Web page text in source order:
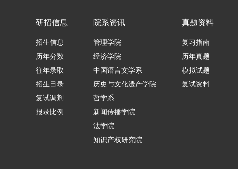
研招信息
招生信息
历年分数
往年录取
招生目录
复试调剂
报录比例
院系资讯
管理学院
经济学院
中国语言文学系
历史与文化遗产学院
哲学系
新闻传播学院
法学院
知识产权研究院
真题资料
复习指南
历年真题
模拟试题
复试资料